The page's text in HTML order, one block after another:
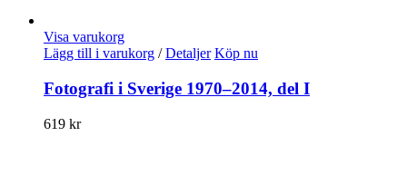
Visa varukorg
Lägg till i varukorg / Detaljer Köp nu
Fotografi i Sverige 1970–2014, del I
619 kr